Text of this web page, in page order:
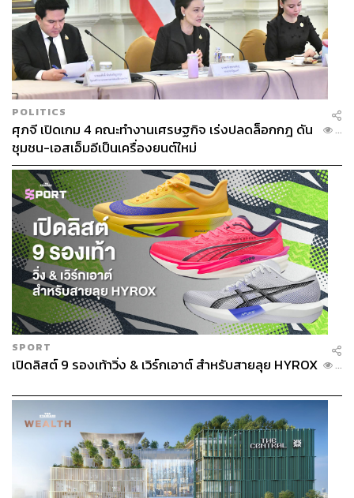
POLITICS
ศุภจี เปิดเกม 4 คณะทำงานเศรษฐกิจ เร่งปลดล็อกกฎ ดัน
ชุมชน-เอสเอ็มอีเป็นเครื่องยนต์ใหม่
...
SPORT
เปิดลิสต์ 9 รองเท้าวิ่ง & เวิร์กเอาต์ สำหรับสายลุย HYROX ...